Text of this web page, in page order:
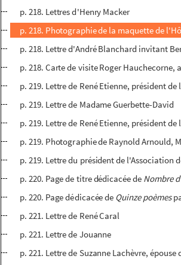
p. 218. Lettres d'Henry Macker
p. 218. Photographie de la maquette de
p. 218. Lettre d'André Blanchard invitant
p. 218. Carte de visite Roger
p. 219. Lettre de René Etienne, président
p. 219. Lettre de Madame Guerbette-David
p. 219. Lettre de René Etienne, président
p. 219. Photographie de Raynold Arnould,
p. 219. Lettre du président de l'Association
p. 220. Page de titre dédicacée de Nombre
p. 220. Page dédicacée de Quinze poèmes
p. 221. Lettre de René Caral
p. 221. Lettre de Jouanne
p. 221. Lettre de Suzanne Lachèvre,